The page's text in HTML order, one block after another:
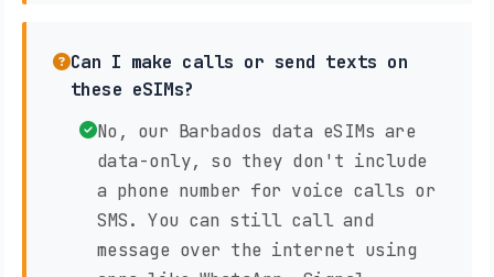
Can I make calls or send texts on
these eSIMs?
No, our Barbados data eSIMs are
data-only, so they don't include
a phone number for voice calls or
SMS. You can still call and
message over the internet using